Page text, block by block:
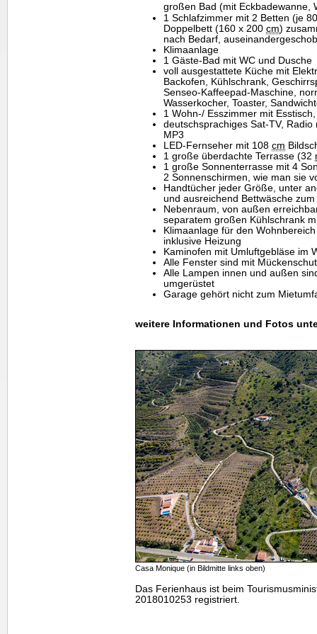
großen Bad (mit Eckbadewanne,
1 Schlafzimmer mit 2 Betten (je
Doppelbett (160 x 200 cm)
nach Bedarf,
Klimaanlage
1 Gäste-Bad mit WC und Dusche
voll ausgestattete Küche mit
Backofen, Kühlschrank,
Senseo-Kaffeepad-Maschine,
Wasserkocher, Toaster,
1 Wohn-/ Esszimmer mit
deutschsprachiges Sat-TV,
MP3
LED-Fernseher mit 108 cm
1 große überdachte Terrasse (32
1 große Sonnenterrasse mit 4
2 Sonnenschirmen, wie man sie
Handtücher jeder Größe, unter
und ausreichend Bettwäsche
Nebenraum, von außen
separatem großen Kühlschrank
Klimaanlage für den
inklusive Heizung
Kaminofen mit Umluftgebläse im
Alle Fenster sind mit
Alle Lampen innen und außen
umgerüstet
Garage gehört nicht zum
weitere Informationen und Fotos
Casa Monique (in Bildmitte links oben)
Das Ferienhaus ist beim
2018010253 registriert.